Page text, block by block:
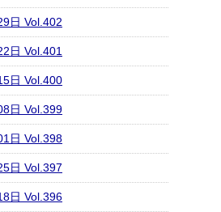
日 Vol.402
日 Vol.401
日 Vol.400
日 Vol.399
日 Vol.398
日 Vol.397
日 Vol.396